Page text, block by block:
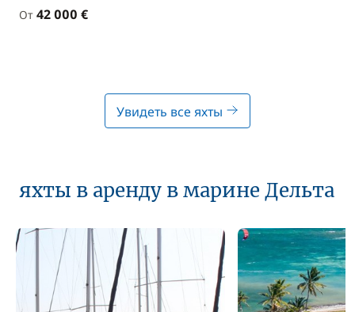
От 42 000 €
Увидеть все яхты
яхты в аренду в марине Дельта